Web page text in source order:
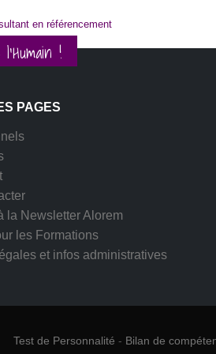
en référencement
!
PAGES
la Newsletter Alorem
les Formations
et infos administratives
Test de Personnalité - Bilan de